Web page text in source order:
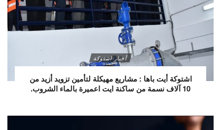
أخبار اشتوكة
اشتوكة أيت باها : مشاريع مهيكلة لتأمين تزويد أزيد من
10 آلاف نسمة من ساكنة ايت اعميرة بالماء الشروب.